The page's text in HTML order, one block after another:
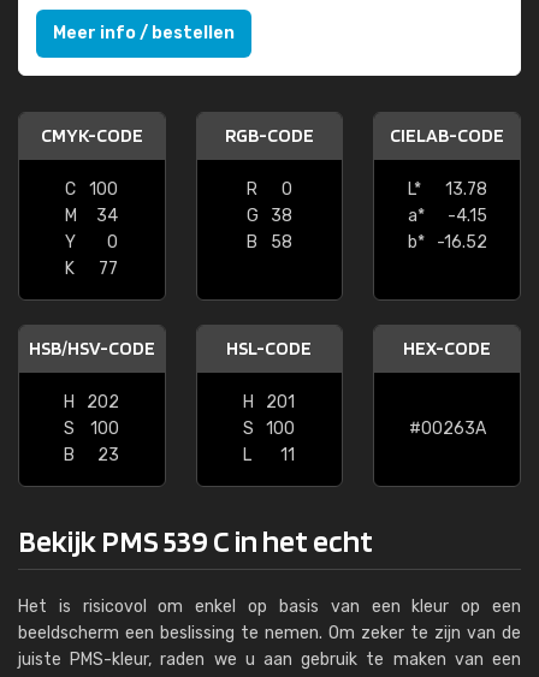
Meer info / bestellen
CMYK-CODE
C
100
M
34
Y
0
K
77
RGB-CODE
R
0
G
38
B
58
CIELAB-CODE
L*
13.78
a*
-4.15
b*
-16.52
HSB/HSV-CODE
H
202
S
100
B
23
HSL-CODE
H
201
S
100
L
11
HEX-CODE
#00263A
Bekijk PMS 539 C in het echt
Het is risicovol om enkel op basis van een kleur op een
beeldscherm een beslissing te nemen. Om zeker te zijn van de
juiste PMS-kleur, raden we u aan gebruik te maken van een